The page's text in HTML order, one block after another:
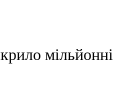
мільйонні